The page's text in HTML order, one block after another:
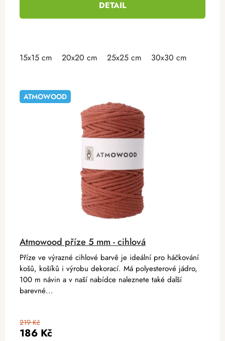
DETAIL
15x15 cm 20x20 cm 25x25 cm 30x30 cm
ATMOWOOD
Atmowood příze 5 mm - cihlová
186 Kč
219 Kč
Příze ve výrazné cihlové barvě je ideální pro háčkování
košů, košíků i výrobu dekorací. Má polyesterové jádro,
100 m návin a v naší nabídce naleznete také další
barevné...